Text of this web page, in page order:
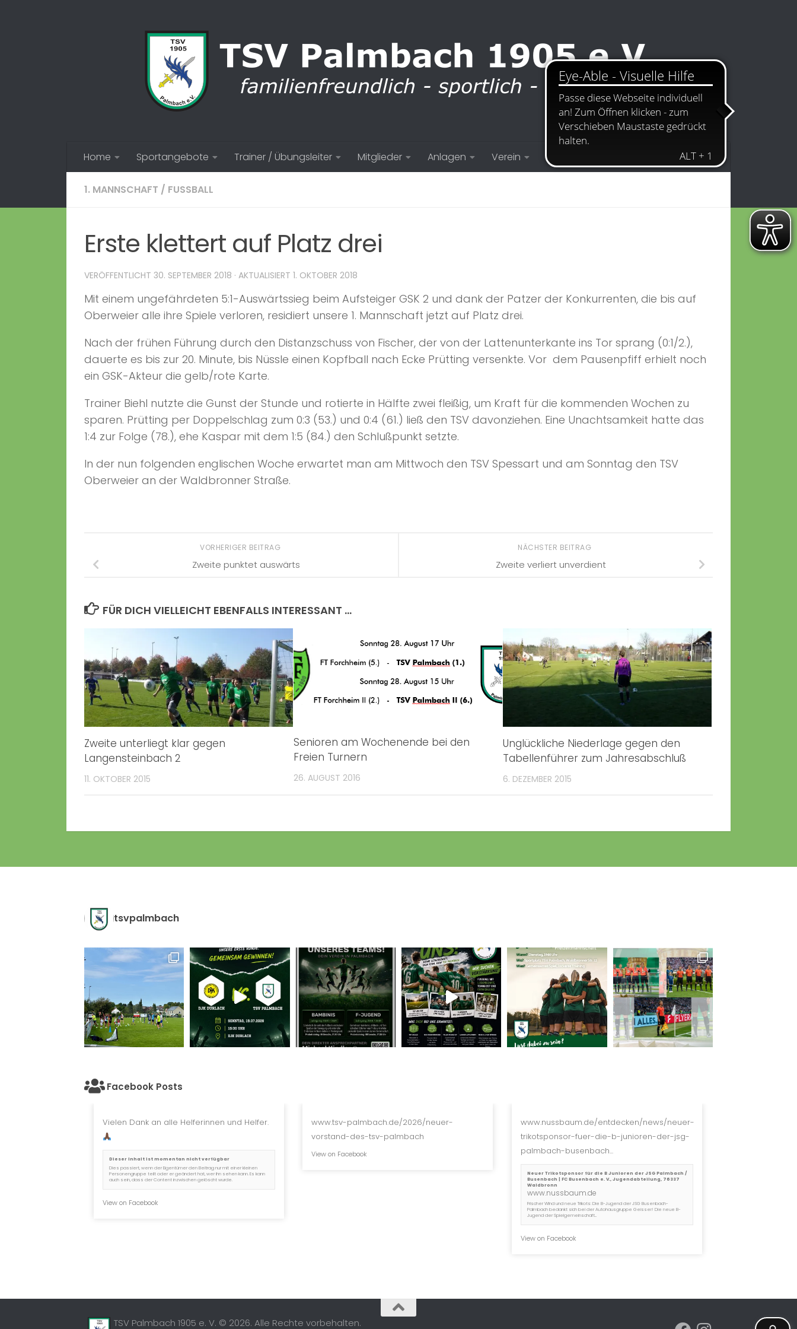
Home Sportangebote Trainer / Übungsleiter Mitglieder Anlagen Verein Kontakt
1. MANNSCHAFT / FUSSBALL
Erste klettert auf Platz drei
VERÖFFENTLICHT 30. SEPTEMBER 2018 · AKTUALISIERT 1. OKTOBER 2018
Mit einem ungefährdeten 5:1-Auswärtssieg beim Aufsteiger GSK 2 und dank der Patzer der Konkurrenten, die bis auf
Oberweier alle ihre Spiele verloren, residiert unsere 1. Mannschaft jetzt auf Platz drei.
Nach der frühen Führung durch den Distanzschuss von Fischer, der von der Lattenunterkante ins Tor sprang (0:1/2.),
dauerte es bis zur 20. Minute, bis Nüssle einen Kopfball nach Ecke Prütting versenkte. Vor dem Pausenpfiff erhielt noch
ein GSK-Akteur die gelb/rote Karte.
Trainer Biehl nutzte die Gunst der Stunde und rotierte in Hälfte zwei fleißig, um Kraft für die kommenden Wochen zu
sparen. Prütting per Doppelschlag zum 0:3 (53.) und 0:4 (61.) ließ den TSV davonziehen. Eine Unachtsamkeit hatte das
1:4 zur Folge (78.), ehe Kaspar mit dem 1:5 (84.) den Schlußpunkt setzte.
In der nun folgenden englischen Woche erwartet man am Mittwoch den TSV Spessart und am Sonntag den TSV
Oberweier an der Waldbronner Straße.
NÄCHSTER BEITRAG
Zweite verliert unverdient
VORHERIGER BEITRAG
Zweite punktet auswärts
FÜR DICH VIELLEICHT EBENFALLS INTERESSANT …
Zweite unterliegt klar gegen
Langensteinbach 2
11. OKTOBER 2015
Senioren am Wochenende bei den
Freien Turnern
26. AUGUST 2016
Unglückliche Niederlage gegen den
Tabellenführer zum Jahresabschluß
6. DEZEMBER 2015
tsvpalmbach
Facebook Posts
Vielen Dank an alle Helferinnen und Helfer.
Dieser Inhalt ist momentan nicht verfügbar
Dies passiert, wenn der Eigentümer den Beitrag nur mit einer kleinen
Personengruppe teilt oder er geändert hat, wer ihn sehen kann. Es kann
auch sein, dass der Content inzwischen gelöscht wurde.
View on Facebook
www.tsv-palmbach.de/2026/neuer-
vorstand-des-tsv-palmbach
View on Facebook
www.nussbaum.de/entdecken/news/neuer-
trikotsponsor-fuer-die-b-junioren-der-jsg-
palmbach-busenbach...
Neuer Trikotsponsor für die B Junioren der JSG Palmbach /
Busenbach | FC Busenbach e. V., Jugendabteilung, 76337
Waldbronn
www.nussbaum.de
Frischer Wind und neue Trikots: Die B-Jugend der JSG Busenbach-
Palmbach bedankt sich bei der Autohausgruppe Geisser! Die neue B-
Jugend der Spielgemeinschaft...
View on Facebook
TSV Palmbach 1905 e. V. © 2026. Alle Rechte vorbehalten.